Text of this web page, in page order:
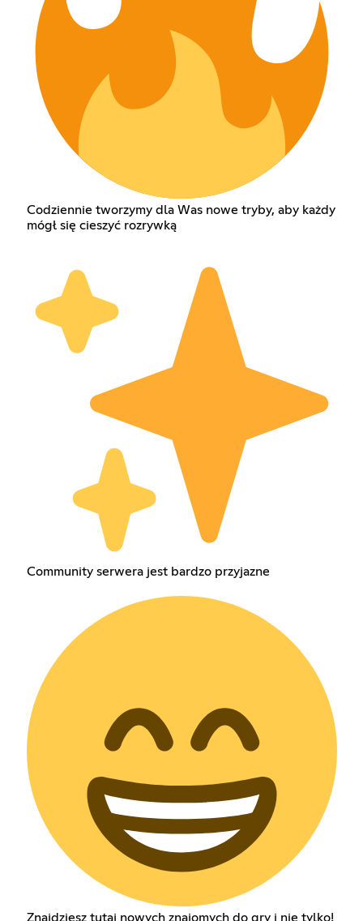
Codziennie tworzymy dla Was nowe tryby, aby każdy
mógł się cieszyć rozrywką
Community serwera jest bardzo przyjazne
Znajdziesz tutaj nowych znajomych do gry i nie tylko!